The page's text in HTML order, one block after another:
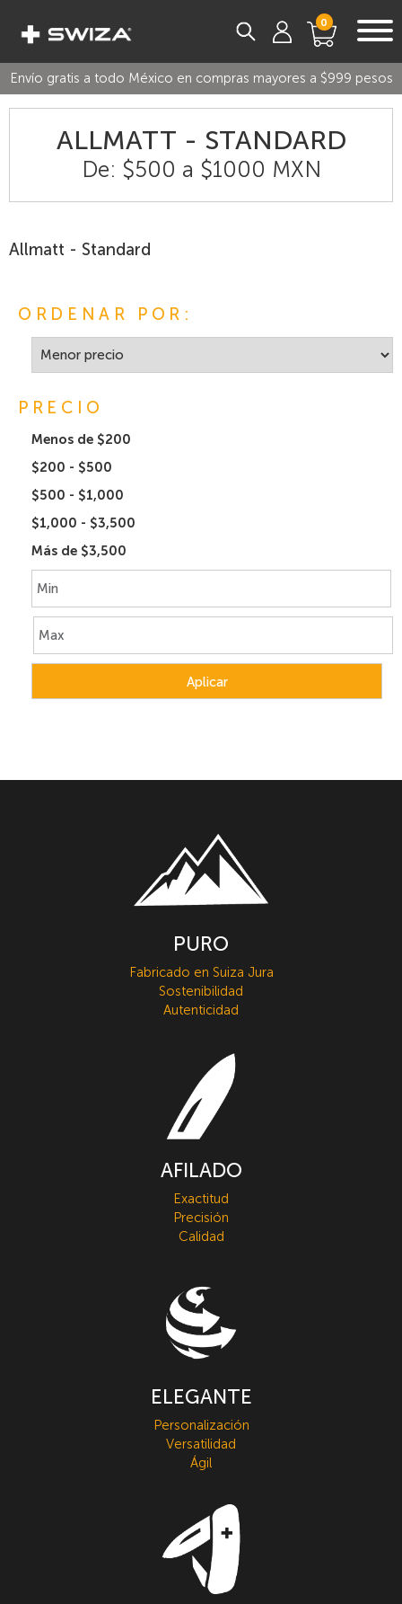
0
Envío gratis a todo México en compras mayores a $999 pesos
ALLMATT - STANDARD
De: $500 a $1000 MXN
Allmatt - Standard
ORDENAR POR:
PRECIO
Menos de $200
$200 - $500
$500 - $1,000
$1,000 - $3,500
Más de $3,500
PURO
Fabricado en Suiza Jura
Sostenibilidad
Autenticidad
AFILADO
Exactitud
Precisión
Calidad
ELEGANTE
Personalización
Versatilidad
Ágil